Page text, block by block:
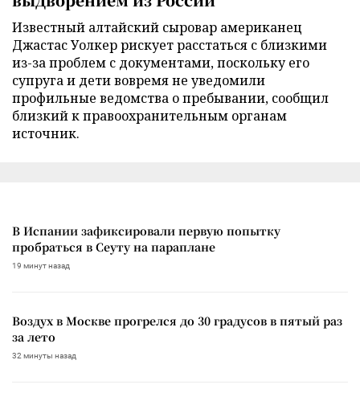
Известный алтайский сыровар американец
Джастас Уолкер рискует расстаться с близкими
из-за проблем с документами, поскольку его
супруга и дети вовремя не уведомили
профильные ведомства о пребывании, сообщил
близкий к правоохранительным органам
источник.
В Испании зафиксировали первую попытку
пробраться в Сеуту на параплане
19 минут назад
Воздух в Москве прогрелся до 30 градусов в пятый раз
за лето
32 минуты назад